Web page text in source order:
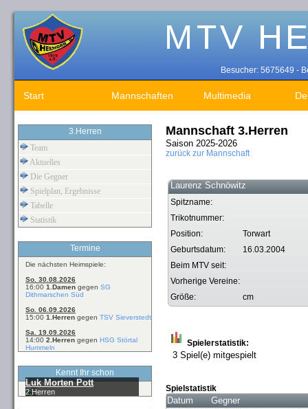
Besucher: 5675649 -
Start Mannschaften Multimedia
3.Herren
Team
Aktuelles
Die Gegner
Spielplan, Ergebnisse
Tabelle
Statistik
Termine
Die nächsten Heimspiele:
So. 30.08.2026
16:00 1.Damen gegen SG
Dithmarschen Süd
So. 06.09.2026
15:00 1.Herren gegen TSV Sieverstedt
Sa. 19.09.2026
14:00 2.Herren gegen HSG Störtal
Hummeln
Kennt Ihr schon
Luk Morten Pott
2.Herren
Mannschaft 3.Herren
Saison 2025-2026
zurück zur Mannschaft
Laurenz Schnöwitz
Spitzname:
Trikotnummer:
Position:
Torwart
Geburtsdatum:
16.03.2004
Beim MTV seit:
Vorherige Vereine:
Größe:
cm
Spielerstatistik:
3 Spiel(e) mitgespielt
Spielstatistik
Datum Gegner